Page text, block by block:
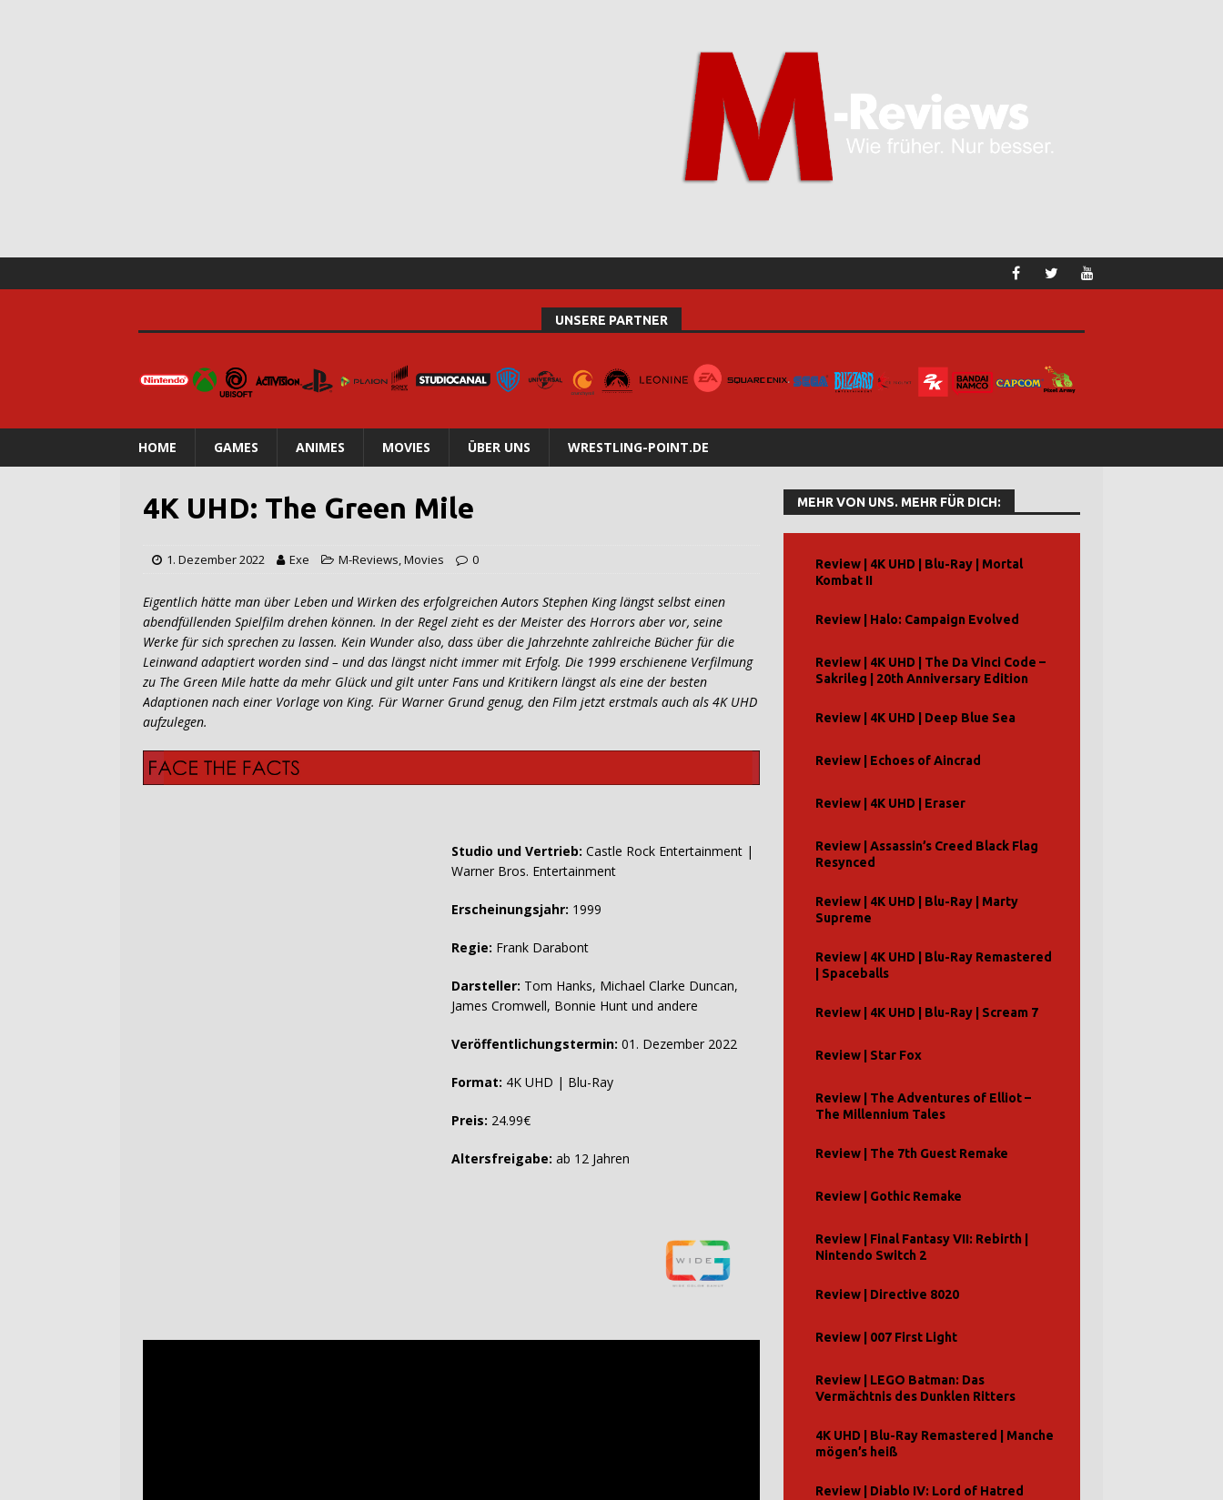
UNSERE PARTNER
HOME GAMES ANIMES MOVIES ÜBER UNS WRESTLING-POINT.DE
4K UHD: The Green Mile
1. Dezember 2022 Exe M-Reviews,Movies 0
Eigentlich hätte man über Leben und Wirken des erfolgreichen Autors Stephen King längst selbst einen
abendfüllenden Spielfilm drehen können. In der Regel zieht es der Meister des Horrors aber vor, seine
Werke für sich sprechen zu lassen. Kein Wunder also, dass über die Jahrzehnte zahlreiche Bücher für die
Leinwand adaptiert worden sind – und das längst nicht immer mit Erfolg. Die 1999 erschienene Verfilmung
zu The Green Mile hatte da mehr Glück und gilt unter Fans und Kritikern längst als eine der besten
Adaptionen nach einer Vorlage von King. Für Warner Grund genug, den Film jetzt erstmals auch als 4K UHD
aufzulegen.
Studio und Vertrieb: Castle Rock Entertainment |
Warner Bros. Entertainment
Erscheinungsjahr: 1999
Regie: Frank Darabont
Darsteller: Tom Hanks, Michael Clarke Duncan,
James Cromwell, Bonnie Hunt und andere
Veröffentlichungstermin: 01. Dezember 2022
Format: 4K UHD | Blu-Ray
Preis: 24.99€
Altersfreigabe: ab 12 Jahren
MEHR VON UNS. MEHR FÜR DICH:
Review | 4K UHD | Blu-Ray | Mortal
Kombat II
Review | Halo: Campaign Evolved
Review | 4K UHD | The Da Vinci Code –
Sakrileg | 20th Anniversary Edition
Review | 4K UHD | Deep Blue Sea
Review | Echoes of Aincrad
Review | 4K UHD | Eraser
Review | Assassin’s Creed Black Flag
Resynced
Review | 4K UHD | Blu-Ray | Marty
Supreme
Review | 4K UHD | Blu-Ray Remastered
| Spaceballs
Review | 4K UHD | Blu-Ray | Scream 7
Review | Star Fox
Review | The Adventures of Elliot –
The Millennium Tales
Review | The 7th Guest Remake
Review | Gothic Remake
Review | Final Fantasy VII: Rebirth |
Nintendo Switch 2
Review | Directive 8020
Review | 007 First Light
Review | LEGO Batman: Das
Vermächtnis des Dunklen Ritters
4K UHD | Blu-Ray Remastered | Manche
mögen’s heiß
Review | Diablo IV: Lord of Hatred